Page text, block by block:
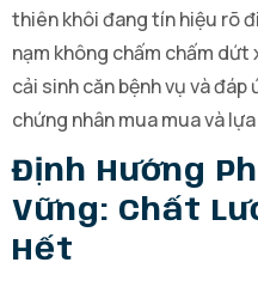
thiên khôi đang tín hiệu rõ
nạm không chấm chấm dứt
cải sinh căn bệnh vụ và
chứng nhân mua mua và
Định Hướng
Vững: Chất
Hết